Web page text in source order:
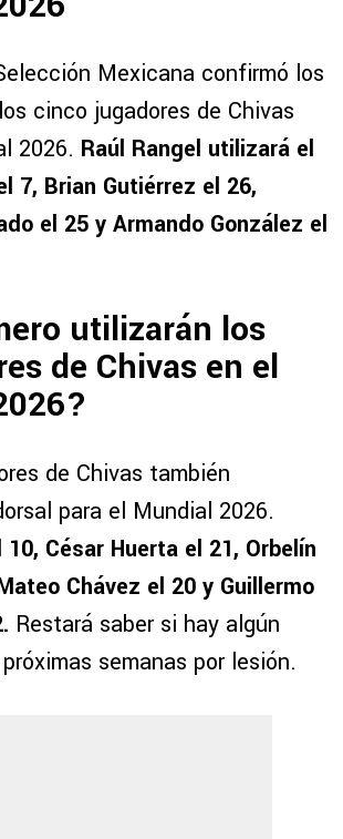
Mexicana confirmó los
cinco jugadores de Chivas
2026. Raúl Rangel utilizará el
7, Brian Gutiérrez el 26,
el 25 y Armando González el
utilizarán los
de Chivas en el
de Chivas también
para el Mundial 2026.
César Huerta el 21, Orbelín
Chávez el 20 y Guillermo
Restará saber si hay algún
semanas por lesión.